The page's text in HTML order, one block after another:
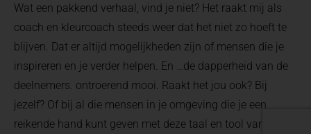
Wat een pakkend verhaal, vind je niet? Het raakt mij als
coach en kleurcoach steeds weer dat het niet zo hoeft te
blijven. Dat er altijd mogelijkheden zijn of mensen die je
inspireren en je verder helpen. En …de dapperheid van de
deelnemers. ontroerend mooi. Raakt het jou ook? Bij
jezelf? Of bij al die mensen in je omgeving die je een
reikende hand kunt geven met deze taal en tool van